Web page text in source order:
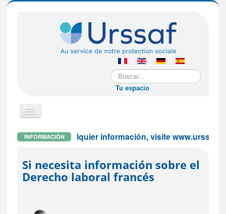
Buscar...
Tu espacio
Cambiar
Si usted es un empleador particular
INFORMACIÓN
Para cualquier información, visite www.urssaf.fr
Si necesita información sobre el
Derecho laboral francés